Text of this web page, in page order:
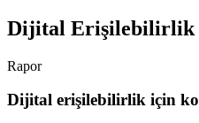
Dijital Erişilebilirlik
Rapor
Dijital erişilebilirlik için